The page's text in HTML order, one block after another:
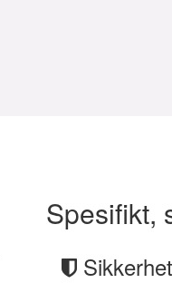
Spesifikt,
Sikkerhet